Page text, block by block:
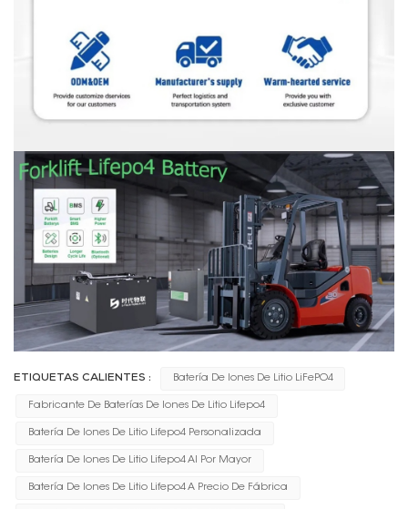
ETIQUETAS CALIENTES : Batería De Iones De Litio LiFePO4
Fabricante De Baterías De Iones De Litio Lifepo4
Batería De Iones De Litio Lifepo4 Personalizada
Batería De Iones De Litio Lifepo4 Al Por Mayor
Batería De Iones De Litio Lifepo4 A Precio De Fábrica